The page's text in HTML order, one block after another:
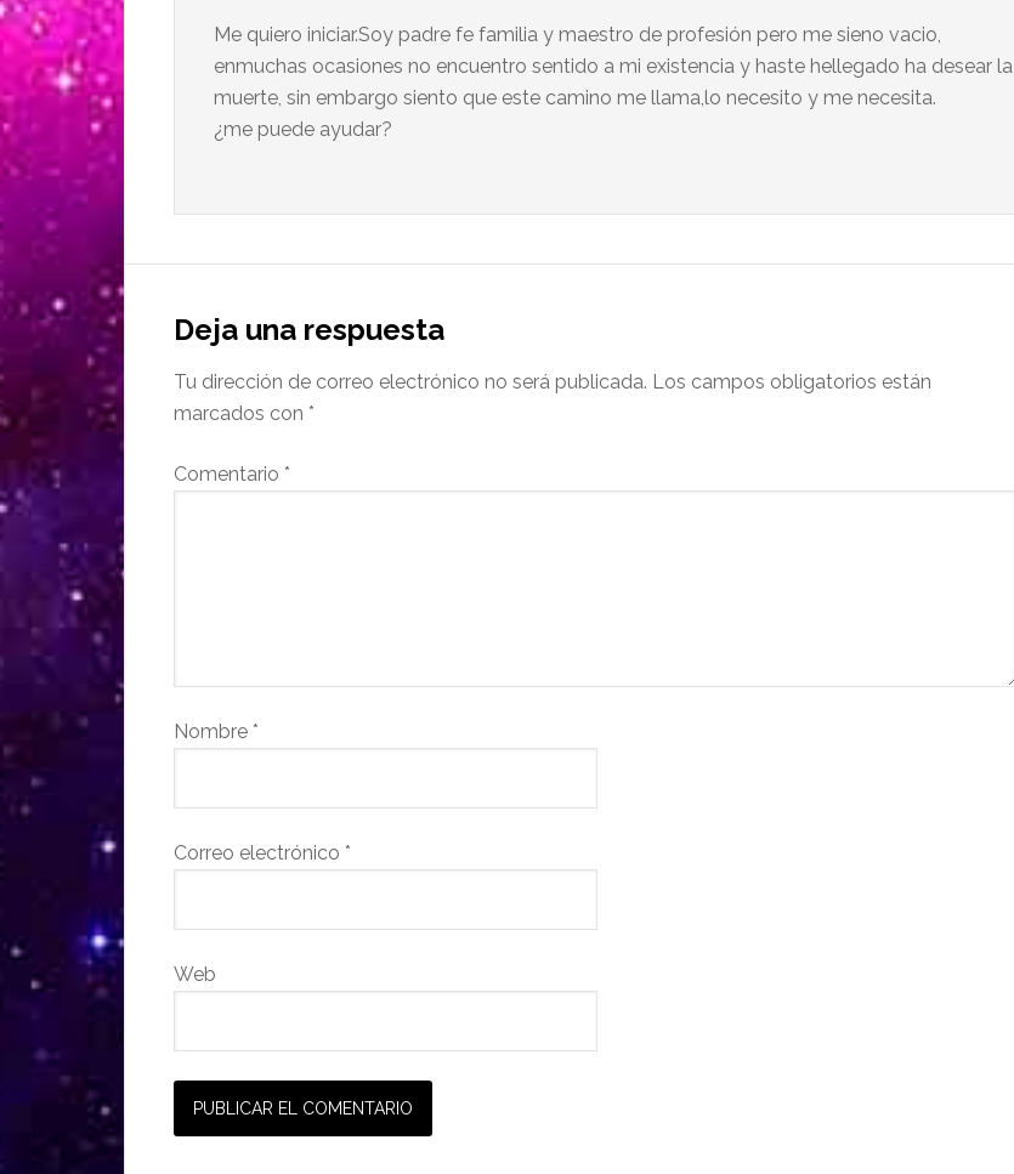
Me quiero iniciar.Soy padre fe familia y maestro de profesión pero me sieno vacio,
enmuchas ocasiones no encuentro sentido a mi existencia y haste hellegado ha desear la
muerte, sin embargo siento que este camino me llama,lo necesito y me necesita.
¿me puede ayudar?
Deja una respuesta
Tu dirección de correo electrónico no será publicada. Los campos obligatorios están
marcados con *
Comentario *
Nombre *
Correo electrónico *
Web